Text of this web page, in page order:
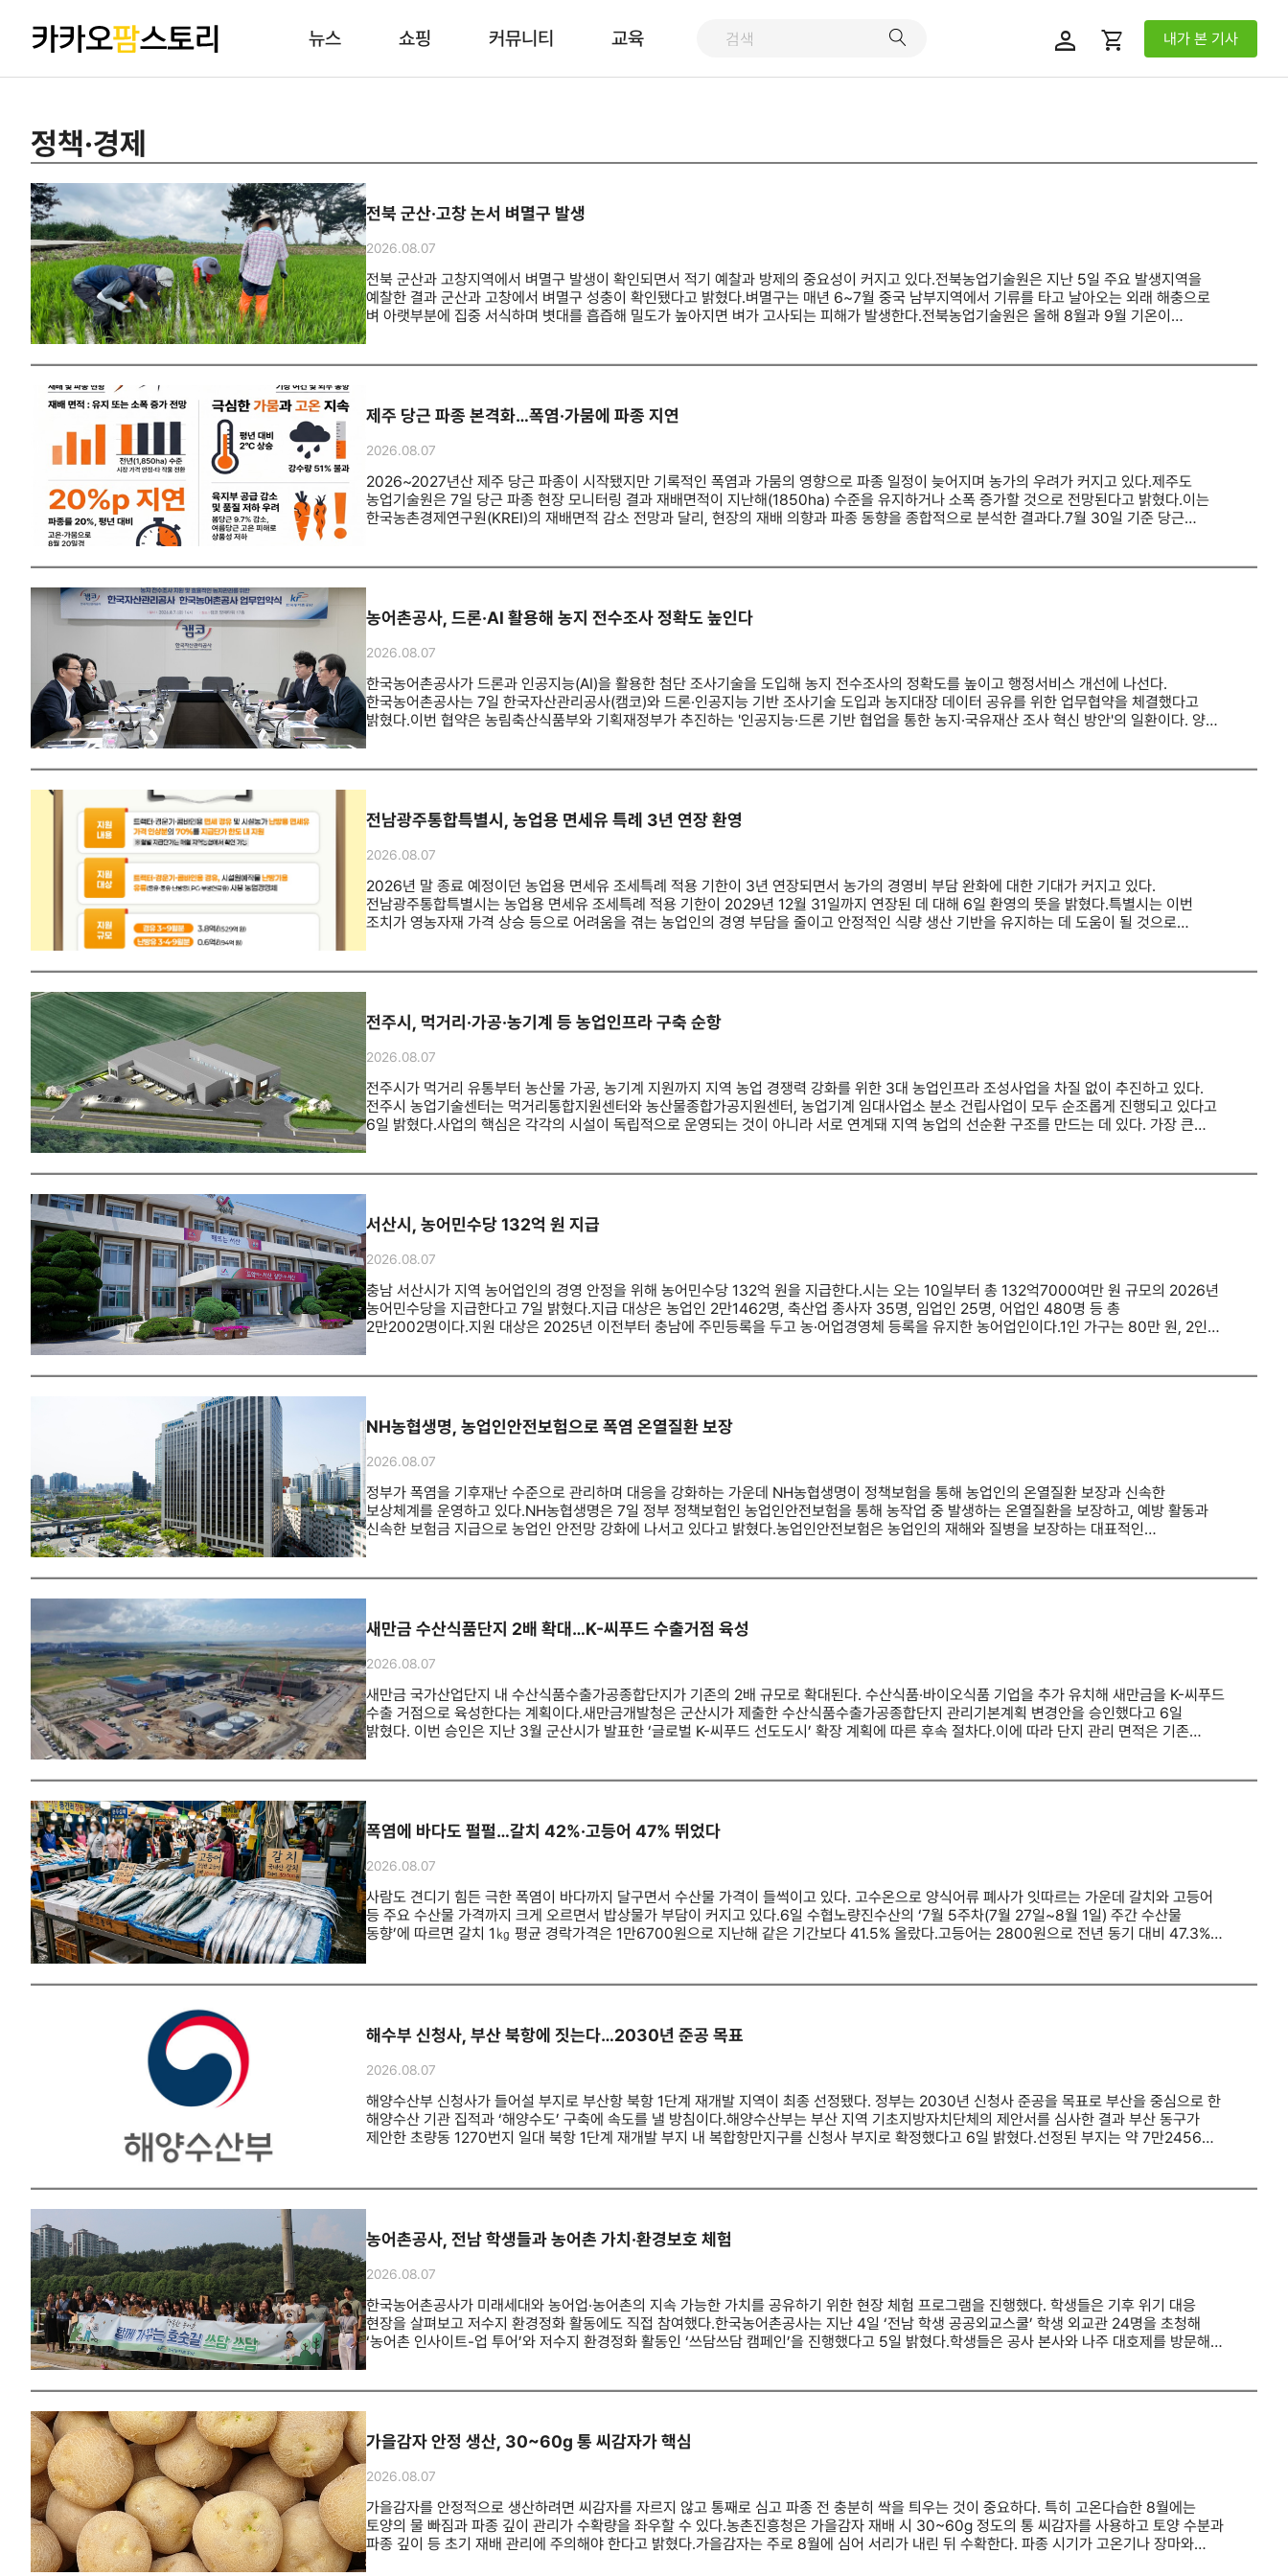
뉴스 쇼핑 커뮤니티 교육 person shopping_cart 내가 본 기사
정책·경제
전북 군산·고창 논서 벼멸구 발생
2026.08.07
전북 군산과 고창지역에서 벼멸구 발생이 확인되면서 적기 예찰과 방제의 중요성이 커지고 있다.전북농업기술원은 지난 5일 주요 발생지역을
예찰한 결과 군산과 고창에서 벼멸구 성충이 확인됐다고 밝혔다.벼멸구는 매년 6~7월 중국 남부지역에서 기류를 타고 날아오는 외래 해충으로
벼 아랫부분에 집중 서식하며 볏대를 흡즙해 밀도가 높아지면 벼가 고사되는 피해가 발생한다.전북농업기술원은 올해 8월과 9월 기온이
제주 당근 파종 본격화…폭염·가뭄에 파종 지연
2026.08.07
2026~2027년산 제주 당근 파종이 시작됐지만 기록적인 폭염과 가뭄의 영향으로 파종 일정이 늦어지며 농가의 우려가 커지고 있다.제주도
농업기술원은 7일 당근 파종 현장 모니터링 결과 재배면적이 지난해(1850ha) 수준을 유지하거나 소폭 증가할 것으로 전망된다고 밝혔다.이는
한국농촌경제연구원(KREI)의 재배면적 감소 전망과 달리, 현장의 재배 의향과 파종 동향을 종합적으로 분석한 결과다.7월 30일 기준 당근
기간보다 9%p 낮다.지역별로는 구좌읍 동복리·월정리 등 일부 선도 지역의 파종률이 60%에 이르지만, 그 외 지역은 다소 지연되고 있다. 남은
평균기온은 27.0℃로 평년보다 1.9℃ 높았고, 강수량은 평년의 51% 수준에 그쳐 고온과 가뭄이 이어졌다.8월 기상 여건이 최종 재배면적과
초기 생육을 좌우할 것으로 보인다. 강우량과 고온 지속 여부에 따라 파종 일정과 발아율이 영향을 받을 수 있어 농가의 세심한 초기 생육 관리가
요구된다.김태우 농업디지털센터장은 “7월 당근을 시작으로 월동무, 양배추, 브로콜리, 마늘, 양파 등 2026~2027년산 주요 월동채소류의 작황
모니터링 결과를 매월 정기적으로 발표할 계획”이라며 “재배면적과 파종·정식 동향, 생육 상황 등 정확한 수급 예측 정보를 농업인과 유통인,
관계기관에 신속히 제공해 안정적인 농산물 수급 관리에 기여하겠다”고 말했다.
농어촌공사, 드론·AI 활용해 농지 전수조사 정확도 높인다
2026.08.07
한국농어촌공사가 드론과 인공지능(AI)을 활용한 첨단 조사기술을 도입해 농지 전수조사의 정확도를 높이고 행정서비스 개선에 나선다.
한국농어촌공사는 7일 한국자산관리공사(캠코)와 드론·인공지능 기반 조사기술 도입과 농지대장 데이터 공유를 위한 업무협약을 체결했다고
밝혔다.이번 협약은 농림축산식품부와 기획재정부가 추진하는 '인공지능·드론 기반 협업을 통한 농지·국유재산 조사 혁신 방안'의 일환이다. 양
무단 전용 실태를 파악하고, 수집된 영상은 캠코와 공유해 국유재산 관리 고도화를 지원한다.아울러 행정 절차 간소화로 농업인의 편의도
통해 서류 제출 절차가 면제된다. 또한 농지은행 포털의 농지 직거래 플랫폼에 캠코 온비드의 국유농지 임대정보가 연계되어 신규 청년농과 귀농
희망자의 편의가 높아질 것으로 기대된다.김인중 한국농어촌공사 사장은 "기관 간 데이터를 적극 연계해 국민이 체감할 수 있는 농지관리
서비스를 확대해 나가겠다"고 밝혔다.
전남광주통합특별시, 농업용 면세유 특례 3년 연장 환영
2026.08.07
2026년 말 종료 예정이던 농업용 면세유 조세특례 적용 기한이 3년 연장되면서 농가의 경영비 부담 완화에 대한 기대가 커지고 있다.
전남광주통합특별시는 농업용 면세유 조세특례 적용 기한이 2029년 12월 31일까지 연장된 데 대해 6일 환영의 뜻을 밝혔다.특별시는 이번
조치가 영농자재 가격 상승 등으로 어려움을 겪는 농업인의 경영 부담을 줄이고 안정적인 식량 생산 기반을 유지하는 데 도움이 될 것으로
농기계 보유 대수는 29만4천대로 전국 보유량의 약 15%를 차지해 전국 2위 규모다. 이에 따라 농업용 면세유 지원에 따른 수혜도 큰 지역으로
농업인이 연간 사용하는 농업용 면세유는 모두 2만2704㎘다.농업계는 농업용 면세유가 안정적인 식량 생산을 위한 핵심 정책인 만큼 반복적인
한시 특례 연장이 아니라 상시 제도화가 필요하다는 의견을 꾸준히 제기해 왔다.전남광주통합특별시는 필수농자재법에 농업용 면세유가 지원
대상 농자재로 명시된 만큼 정부와 협력해 제도가 안정적으로 운영되도록 적극 대응할 방침이다.정원진 전남광주통합특별시 식량원예과장은
농가 경영 안정을 위한 지원을 강화하고 제도가 안정적으로 운영되도록 힘쓰겠다"고 말했다.
전주시, 먹거리·가공·농기계 등 농업인프라 구축 순항
2026.08.07
전주시가 먹거리 유통부터 농산물 가공, 농기계 지원까지 지역 농업 경쟁력 강화를 위한 3대 농업인프라 조성사업을 차질 없이 추진하고 있다.
전주시 농업기술센터는 먹거리통합지원센터와 농산물종합가공지원센터, 농업기계 임대사업소 분소 건립사업이 모두 순조롭게 진행되고 있다고
6일 밝혔다.사업의 핵심은 각각의 시설이 독립적으로 운영되는 것이 아니라 서로 연계돼 지역 농업의 선순환 구조를 만드는 데 있다. 가장 큰
안정적인 판로를 확보할 수 있어 농가 소득 안정은 물론 지역 먹거리 자급률 향상에도 도움이 될 것으로 기대된다. 시는 내년 10월부터
높이는 역할을 담당한다. 총사업비 24억 6800만 원이 투입돼 전처리실과 습식가공실, 실습교육장 등 11개 기능공간을 갖추게 되며, 지역
농업인의 가공 창업과 시제품 제작, 교육 등을 지원한다.이는 원물 판매 중심에서 벗어나 가공품 생산을 통한 소득 다변화를 유도하고, 청년농과
귀농인의 창업 기반을 마련하는 역할도 기대된다. 농업기계 임대사업소 분소는 영농 현장의 부담을 줄이는 기반 시설이다. 완산구 중인동에
농업인이 더 가까운 곳에서 장비를 이용할 수 있게 되면서 농가 경영비 절감과 노동력 부족 해소, 농작업 효율 향상 효과가 기대된다.전주시는
이들 시설이 모두 운영되면 생산과 가공, 유통, 영농 지원이 하나의 체계로 연결되는 지역 농업 생태계가 구축될 것으로 보고 있다.노은영 전주시
농업기술센터 소장은 "먹거리 생산부터 가공, 농작업 기계화까지 이어지는 농업 기반시설이 차질 없이 조성되고 있다"며 "지역 농업인이 체감할
서산시, 농어민수당 132억 원 지급
2026.08.07
충남 서산시가 지역 농어업인의 경영 안정을 위해 농어민수당 132억 원을 지급한다.시는 오는 10일부터 총 132억7000여만 원 규모의 2026년
농어민수당을 지급한다고 7일 밝혔다.지급 대상은 농업인 2만1462명, 축산업 종사자 35명, 임업인 25명, 어업인 480명 등 총
2만2002명이다.지원 대상은 2025년 이전부터 충남에 주민등록을 두고 농·어업경영체 등록을 유지한 농어업인이다.1인 가구는 80만 원, 2인
기후변화로 어려움을 겪는 농어가의 경영 부담을 덜어주는 데 도움이 되길 바란다"고 말했다.
NH농협생명, 농업인안전보험으로 폭염 온열질환 보장
2026.08.07
정부가 폭염을 기후재난 수준으로 관리하며 대응을 강화하는 가운데 NH농협생명이 정책보험을 통해 농업인의 온열질환 보장과 신속한
보상체계를 운영하고 있다.NH농협생명은 7일 정부 정책보험인 농업인안전보험을 통해 농작업 중 발생하는 온열질환을 보장하고, 예방 활동과
신속한 보험금 지급으로 농업인 안전망 강화에 나서고 있다고 밝혔다.농업인안전보험은 농업인의 재해와 질병을 보장하는 대표적인
신속성을 높이기 위해 2024년부터 혹서기마다 '온열질환 신속 보상 프로세스'를 운영 중이다. 보험금 접수부터 심사, 지급까지 전 과정에 전담
문자메시지로 안내하는 등 사전 예방에도 힘쓰고 있다.해당 상품은 농업경영체에 등록된 만 15세부터 87세까지의 농업인이라면 누구나 가입이
가능한 NH농협생명만의 보험상품으로, 농작업 중 일어날 수 있는 재해 및 질병을 폭넓게 보장한다.가입을 희망하는 농업인은 전국 농축협을
방문하여 연중 신청할 수 있다. NH농협생명은 매년 가입 인원 확대를 위해 홍보활동을 강화하고 있으며, 기존 계약자 만기 시 재가입을
적극적으로 유도하는 등 농업인의 보장 공백을 방지하는 데 힘쓰고 있다.NH농협생명 관계자는 “폭염이 일상이 된 만큼 농업인의 건강과 안전을
지키는 정책보험의 역할이 더욱 중요해지고 있다”며 “농업인이 안심하고 영농활동에 전념할 수 있도록 실질적인 지원을 확대해 나가겠다”고
말했다.한편, 농협중앙회와 농협금융지주, 농협은행, 농협생명, 농협손해보험은 농업인의 삶의 질 향상과 안정적인 영농환경 조성을 위한 다양한
지원을 지속해 나갈 방침이다.
새만금 수산식품단지 2배 확대…K-씨푸드 수출거점 육성
2026.08.07
새만금 국가산업단지 내 수산식품수출가공종합단지가 기존의 2배 규모로 확대된다. 수산식품·바이오식품 기업을 추가 유치해 새만금을 K-씨푸드
수출 거점으로 육성한다는 계획이다.새만금개발청은 군산시가 제출한 수산식품수출가공종합단지 관리기본계획 변경안을 승인했다고 6일
밝혔다. 이번 승인은 지난 3월 군산시가 발표한 ‘글로벌 K-씨푸드 선도도시’ 확장 계획에 따른 후속 절차다.이에 따라 단지 관리 면적은 기존
조성되고 있다.1단계 거점단지 13만3000㎡에는 스마트수산가공센터를 비롯해 마른김·조미김 가공업체 등 11개 기업이 입주한다. 예정된 투자
수산식품과 바이오식품 기업을 중심으로 유치해 수출형 수산식품 집적화 클러스터로 조성할 계획이다.군산시는 확대 부지 가운데 6만6500㎡에
수산식품수출가공종합단지 2단계 확산사업을 본격 추진할 기반이 마련됐다”며 “군산시와 긴밀히 협력해 새만금이 K-푸드 산업의 글로벌
폭염에 바다도 펄펄…갈치 42%·고등어 47% 뛰었다
2026.08.07
사람도 견디기 힘든 극한 폭염이 바다까지 달구면서 수산물 가격이 들썩이고 있다. 고수온으로 양식어류 폐사가 잇따르는 가운데 갈치와 고등어
등 주요 수산물 가격까지 크게 오르면서 밥상물가 부담이 커지고 있다.6일 수협노량진수산의 ‘7월 5주차(7월 27일~8월 1일) 주간 수산물
동향’에 따르면 갈치 1㎏ 평균 경락가격은 1만6700원으로 지난해 같은 기간보다 41.5% 올랐다.고등어는 2800원으로 전년 동기 대비 47.3%
연안에 고수온 주의보를 발효했다. 이에 따라 고수온 경보가 내려진 해역은 6곳에서 13곳으로 늘었다.4일 기준 울진 덕천의 수온은 28.7도까지
양식장 피해도 현실화하고 있다. 지난 3일 포항 남구 구룡포읍과 호미곶면 일대 육상양식장 8곳에서는 강도다리 치어 1만3600여 마리가
폐사했다. 제주에서는 지난달 서귀포시 대정읍 양식장 6곳에서 광어 등 3만2995마리가 폐사했다는 신고가 접수됐다.고수온 피해는 매년
반복되며 어가의 부담을 키우고 있다. 어기구 더불어민주당 의원실이 해양수산부에서 받은 자료에 따르면 2020년부터 2024년까지 전국
양식장의 고수온 피해액은 2170억3800만원에 달했다. 2024년 한 해에만 1430억2000만원의 피해가 발생했다.복구에 투입되는 재정도
상당하다. 2020년부터 2024년까지 재난지원금으로 1164억2300만원이 지급됐으며, 2020년부터 올해 7월까지 양식보험 국비 지원액은
1159억600만원에 달했다.정부는 수산물 가격과 양식장 피해를 동시에 잡기 위한 대응에 나섰다. 해양수산부는 오는 8일부터 28일까지 전국
24개 대형마트에서 국산 수산물 전 품목을 대상으로 최대 50% 할인 행사를 진행한다. 국산 수산물 전 품목을 할인 대상으로 삼은 것은 2020년
210곳으로 확대하고 관련 장비 보급 예산을 58억원에서 76억원으로 늘렸다. 액화산소 공급장치와 차광막을 가동하는 한편 취약 품종의 조기
영향을 주게 된다”며 “정부와 지자체, 유관기관이 긴밀히 협력해 현장 중심으로 총력을 다해 어업인 피해를 막아달라”고 강조했다.
해수부 신청사, 부산 북항에 짓는다…2030년 준공 목표
2026.08.07
해양수산부 신청사가 들어설 부지로 부산항 북항 1단계 재개발 지역이 최종 선정됐다. 정부는 2030년 신청사 준공을 목표로 부산을 중심으로 한
해양수산 기관 집적과 ‘해양수도’ 구축에 속도를 낼 방침이다.해양수산부는 부산 지역 기초지방자치단체의 제안서를 심사한 결과 부산 동구가
제안한 초량동 1270번지 일대 북항 1단계 재개발 부지 내 복합항만지구를 신청사 부지로 확정했다고 6일 밝혔다.선정된 부지는 약 7만2456㎡
최종 선정했다. 후보지 가운데 면적이 가장 넓고 애초 해양클러스터 조성을 목적으로 계획된 부지라는 점도 높은 평가를 받았다.해당 부지는
필요하지 않아 신청사 건립에 필요한 행정 절차와 기간도 단축할 수 있을 것으로 전망된다.교통 접근성도 강점으로 꼽힌다. KTX 부산역과
도보권에 있고 도시철도 1호선을 이용할 수 있다. 향후 북항 트램 ‘부산항선’과 가덕신공항을 연결하는 차세대 부산형 급행철도 등 교통망 확충도
추진되고 있다.특히 국내 최대 국적선사 HMM이 부산 이전과 북항 재개발 지역 내 신사옥 건립을 추진하면서 해양수산 관련 기관과 기업의 집적
효과도 기대된다.해수부는 관계 부처와 총사업비 등을 협의해 올해 안으로 신청사의 구체적인 시설 규모를 확정하고 2030년 준공을 목표로 건립
절차를 진행할 계획이다.황종우 해수부 장관은 “북극항로 시대를 선도할 남부 해양 수도권의 핵심 거점이 결정된 만큼 향후 신청사가 차질 없이
건립될 수 있도록 최선을 다하겠다”고 말했다.
농어촌공사, 전남 학생들과 농어촌 가치·환경보호 체험
2026.08.07
한국농어촌공사가 미래세대와 농어업·농어촌의 지속 가능한 가치를 공유하기 위한 현장 체험 프로그램을 진행했다. 학생들은 기후 위기 대응
현장을 살펴보고 저수지 환경정화 활동에도 직접 참여했다.한국농어촌공사는 지난 4일 ‘전남 학생 공공외교스쿨’ 학생 외교관 24명을 초청해
‘농어촌 인사이트-업 투어’와 저수지 환경정화 활동인 ‘쓰담쓰담 캠페인’을 진행했다고 5일 밝혔다.학생들은 공사 본사와 나주 대호제를 방문해
농업생산기반시설의 환경 관리 기술을 확인했다.나주 대호제에서는 공사 직원들과 함께 저수지 둘레길의 쓰레기를 줍는 ‘쓰담쓰담 캠페인’을
학생들은 유용 미생물과 황토를 섞어 흙 공을 직접 만든 뒤 저수지에 던지며 수질관리와 환경 보호의 중요성을 배웠다.공사는 앞으로도 농어촌
현장에서 다양한 교육·체험 프로그램을 운영해 미래세대와 농어업·농어촌의 지속 가능한 가치를 공유할 계획이다.김인중 한국농어촌공사 사장은
“농어촌의 가치는 현장에서 직접 보고 경험할 때 더욱 생생하게 전달될 수 있다”며 “미래세대가 농어업·농어촌의 중요성을 체감할 수 있는 자리를
지속해서 마련하겠다”고 말했다.
가을감자 안정 생산, 30~60g 통 씨감자가 핵심
2026.08.07
가을감자를 안정적으로 생산하려면 씨감자를 자르지 않고 통째로 심고 파종 전 충분히 싹을 틔우는 것이 중요하다. 특히 고온다습한 8월에는
토양의 물 빠짐과 파종 깊이 관리가 수확량을 좌우할 수 있다.농촌진흥청은 가을감자 재배 시 30~60g 정도의 통 씨감자를 사용하고 토양 수분과
파종 깊이 등 초기 재배 관리에 주의해야 한다고 밝혔다.가을감자는 주로 8월에 심어 서리가 내린 뒤 수확한다. 파종 시기가 고온기나 장마와